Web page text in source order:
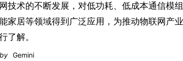
技术的不断发展，对低功耗、低成本通信模
家居等领域得到广泛应用，为推动物联网产
了解。
Gemini